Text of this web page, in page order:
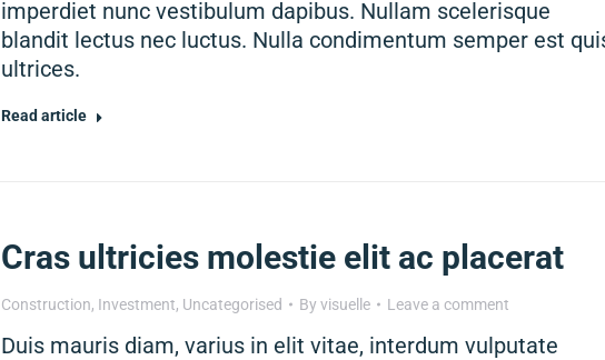
imperdiet nunc vestibulum dapibus. Nullam scelerisque
blandit lectus nec luctus. Nulla condimentum semper est
ultrices.
Read article
Cras ultricies molestie elit ac placerat
Construction, Investment, Uncategorised By visuelle Leave a comment
Duis mauris diam, varius in elit vitae, interdum vulputate